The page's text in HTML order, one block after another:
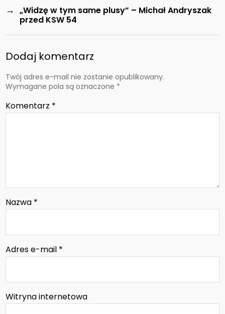
→ „Widzę w tym same plusy” – Michał Andryszak
przed KSW 54
Dodaj komentarz
Twój adres e-mail nie zostanie opublikowany.
Wymagane pola są oznaczone *
Komentarz *
Nazwa *
Adres e-mail *
Witryna internetowa